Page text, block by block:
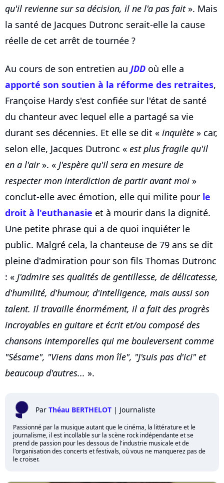
qu'il revienne sur sa décision, il ne l'a pas fait». Mais
la santé de Jacques Dutronc serait-elle la cause
réelle de cet arrêt de tournée ?
Au cours de son entretien au JDD où elle a
apporté son soutien à la réforme des retraites,
Françoise Hardy s'est confiée sur l'état de santé
du chanteur avec lequel elle a partagé sa vie
durant ses décennies. Et elle se dit « inquiète » car,
selon elle, Jacques Dutronc « est plus fragile qu'il
en a l'air». « J'espère qu'il sera en mesure de
respecter mon interdiction de partir avant moi »
conclut-elle avec émotion, elle qui milite pour le
droit à l'euthanasie et à mourir dans la dignité.
Une petite phrase qui a de quoi inquiéter le
public. Malgré cela, la chanteuse de 79 ans se dit
pleine d'admiration pour son fils Thomas Dutronc
: « J'admire ses qualités de gentillesse, de délicatesse,
d'humilité, d'humour, d'intelligence, mais aussi son
talent. Il travaille énormément, il a fait des progrès
incroyables en guitare et écrit et/ou composé des
chansons intemporelles qui me bouleversent comme
"Sésame", "Viens dans mon île", "J'suis pas d'ici" et
beaucoup d'autres... ».
Par Théau BERTHELOT | Journaliste
Passionné par la musique autant que le cinéma, la littérature et le
journalisme, il est incollable sur la scène rock indépendante et se
prend de passion pour les dessous de l'industrie musicale et de
l'organisation des concerts et festivals, où vous ne manquerez pas de
le croiser.